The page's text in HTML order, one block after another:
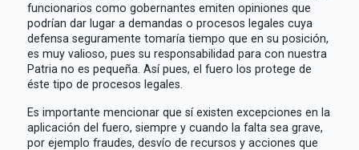
funcionarios como gobernantes emiten opiniones que
podrían dar lugar a demandas o procesos legales cuya
defensa seguramente tomaría tiempo que en su posición,
es muy valioso, pues su responsabilidad para con nuestra
Patria no es pequeña. Así pues, el fuero los protege de
éste tipo de procesos legales.
Es importante mencionar que sí existen excepciones en la
aplicación del fuero, siempre y cuando la falta sea grave,
por ejemplo fraudes, desvío de recursos y acciones que